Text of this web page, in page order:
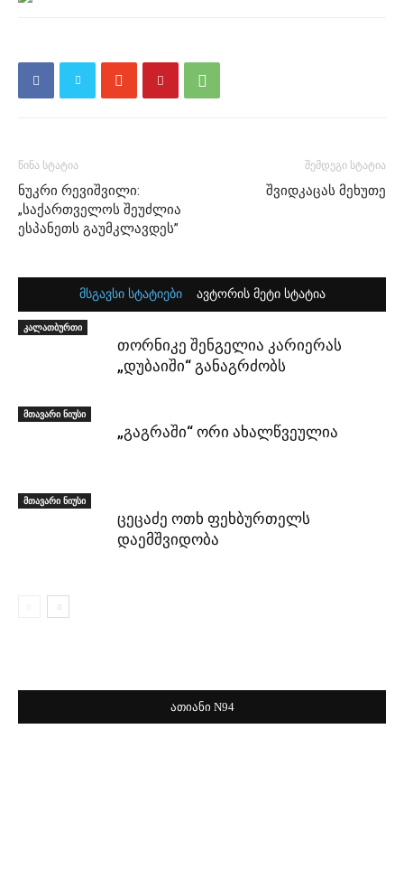
წინა სტატია
ნუკრი რევიშვილი:
„საქართველოს შეუძლია
ესპანეთს გაუმკლავდეს”
შემდეგი სტატია
შვიდკაცას მეხუთე
მსგავსი სტატიები ავტორის მეტი სტატია
კალათბურთი
თორნიკე შენგელია კარიერას
„დუბაიში“ განაგრძობს
მთავარი ნიუსი
„გაგრაში“ ორი ახალწვეულია
მთავარი ნიუსი
ცეცაძე ოთხ ფეხბურთელს
დაემშვიდობა
ათიანი N94